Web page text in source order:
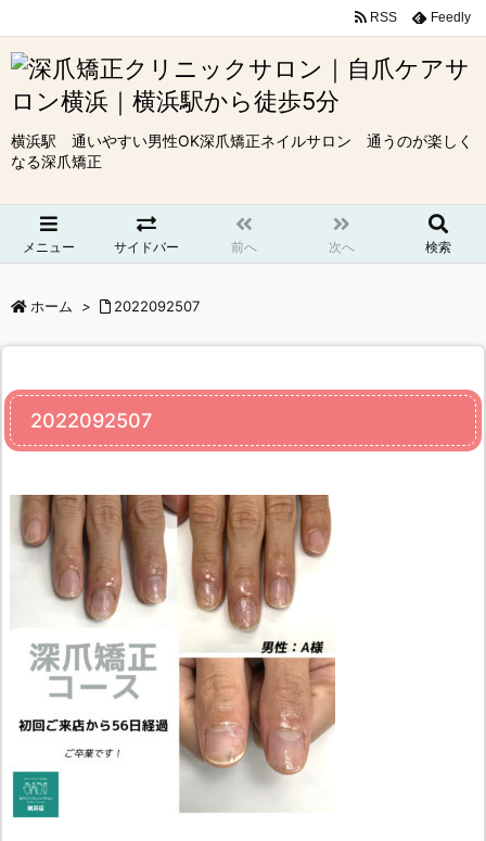
横浜駅 通いやすい男性OK深爪矯正ネイルサロン 通うのが楽しく
なる深爪矯正
メニュー サイドバー 前へ 次へ 検索
RSS Feedly
ホーム > 2022092507
2022092507